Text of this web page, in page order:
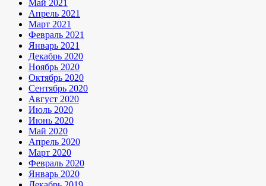
Май 2021
Апрель 2021
Март 2021
Февраль 2021
Январь 2021
Декабрь 2020
Ноябрь 2020
Октябрь 2020
Сентябрь 2020
Август 2020
Июль 2020
Июнь 2020
Май 2020
Апрель 2020
Март 2020
Февраль 2020
Январь 2020